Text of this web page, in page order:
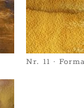
Nr. 11 ·